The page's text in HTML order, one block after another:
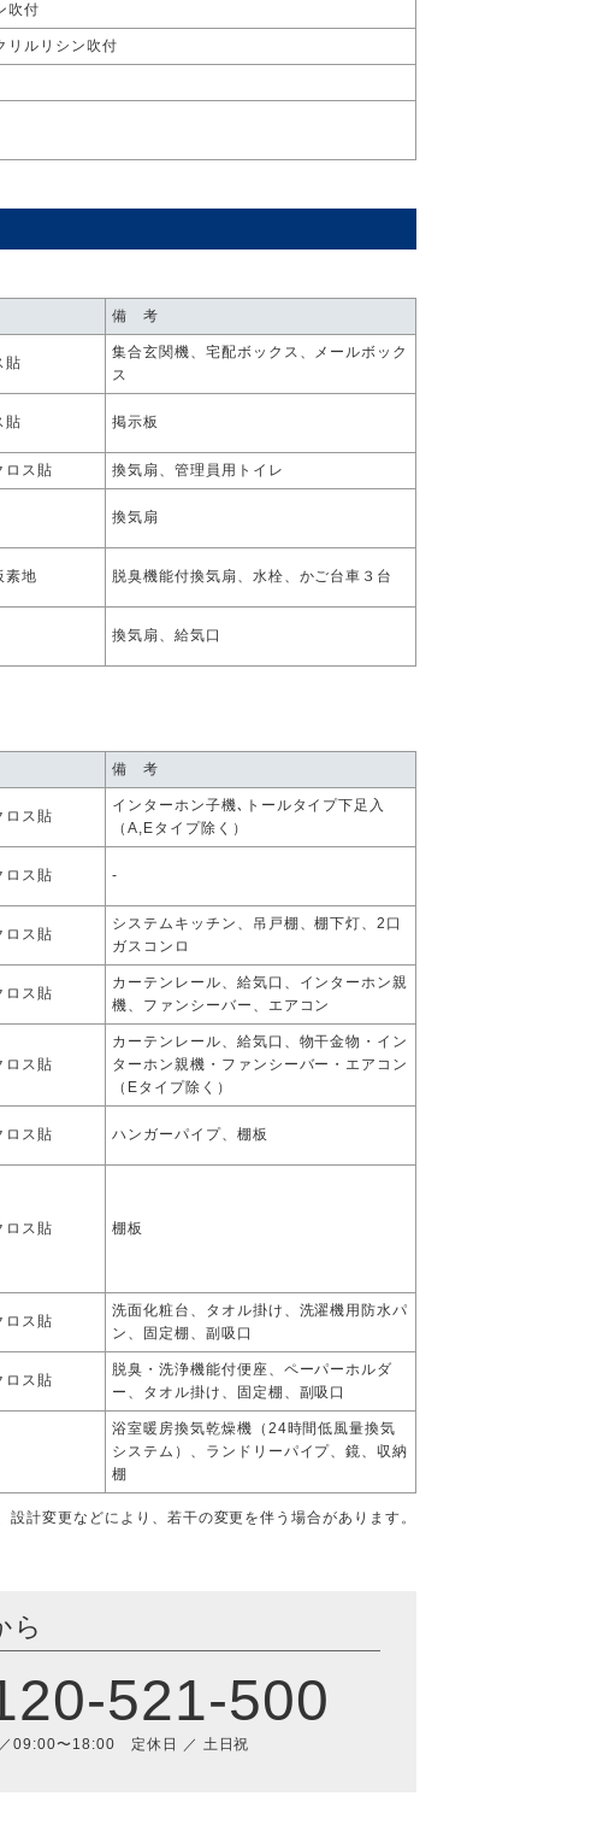
吹付
ルリシン吹付
備 考
貼
集合玄関機、宅配ボックス、メールボック
ス
貼 掲示板
ロス貼 換気扇、管理員用トイレ
換気扇
素地 脱臭機能付換気扇、水栓、かご台車３台
換気扇、給気口
備 考
ロス貼
インターホン子機､トールタイプ下足入
（A,Eタイプ除く）
ロス貼 -
ロス貼
システムキッチン、吊戸棚、棚下灯、2口
ガスコンロ
ロス貼
カーテンレール、給気口、インターホン親
機、ファンシーバー、エアコン
ロス貼
カーテンレール、給気口、物干金物・イン
ターホン親機・ファンシーバー・エアコン
（Eタイプ除く）
ロス貼 ハンガーパイプ、棚板
ロス貼 棚板
ロス貼
洗面化粧台、タオル掛け、洗濯機用防水パ
ン、固定棚、副吸口
ロス貼
脱臭・洗浄機能付便座、ペーパーホルダ
ー、タオル掛け、固定棚、副吸口
浴室暖房換気乾燥機（24時間低風量換気
システム）、ランドリーパイプ、鏡、収納
棚
計変更などにより、若干の変更を伴う場合があります。
ら
521-500
09:00〜18:00 定休日 ／ 土日祝